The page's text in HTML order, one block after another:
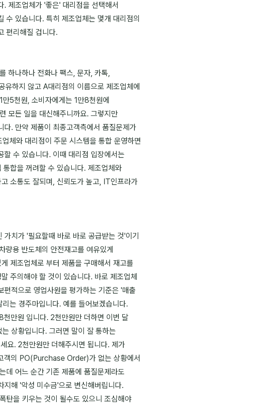
제조업체가 '좋은' 대리점을 선택해서
수 있습니다. 특히 제조업체는 몇개 대리점의
편리해질 겁니다.
하나하나 전화나 팩스, 문자, 카톡,
하지 않고 A대리점의 이름으로 제조업체에
5천원, 소비자에게는 1만8천원에
모든 일을 대신해주니까요. 그렇지만
. 만약 제품이 최종고객측에서 품질문제가
체와 대리점이 주문 시스템을 통합 운영하면
수 있습니다. 이때 대리점 입장에서는
합을 꺼려할 수 있습니다. 제조업체와
소통도 잘되며, 신뢰도가 높고, IT인프라가
치가 '필요할때 바로 바로 공급받는 것'이기
용 반도체의 안전재고를 여유있게
제조업체로 부터 제품을 구매해서 재고를
주의해야 할 것이 있습니다. 바로 제조업체
적으로 영업사원을 평가하는 기준은 '매출
는 경주마입니다. 예를 들어보겠습니다.
만원 입니다. 2천만원만 더하면 이번 달
상황입니다. 그러면 말이 잘 통하는
요. 2천만원만 더해주시면 됩니다. 제가
객의 PO(Purchase Order)가 없는 상황에서
데 어느 순간 기존 제품에 품질문제라도
해 '악성 미수금'으로 변신해버립니다.
탄을 키우는 것이 될수도 있으니 조심해야